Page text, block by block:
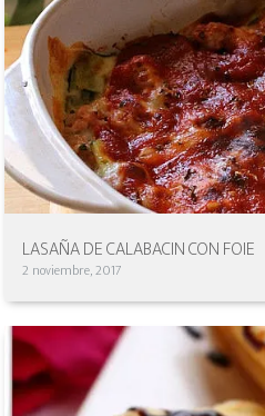
LASAÑA DE CALABACIN CON FOIE
2 noviembre, 2017